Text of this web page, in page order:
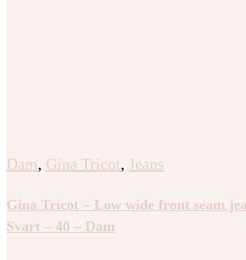
Dam, Gina Tricot, Jeans
Gina Tricot – Low wide front seam
Svart – 40 – Dam